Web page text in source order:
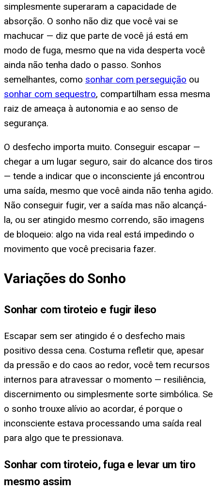
simplesmente superaram a capacidade de
absorção. O sonho não diz que você vai se
machucar — diz que parte de você já está em
modo de fuga, mesmo que na vida desperta você
ainda não tenha dado o passo. Sonhos
semelhantes, como sonhar com perseguição ou
sonhar com sequestro, compartilham essa mesma
raiz de ameaça à autonomia e ao senso de
segurança.
O desfecho importa muito. Conseguir escapar —
chegar a um lugar seguro, sair do alcance dos tiros
— tende a indicar que o inconsciente já encontrou
uma saída, mesmo que você ainda não tenha agido.
Não conseguir fugir, ver a saída mas não alcançá-
la, ou ser atingido mesmo correndo, são imagens
de bloqueio: algo na vida real está impedindo o
movimento que você precisaria fazer.
Variações do Sonho
Sonhar com tiroteio e fugir ileso
Escapar sem ser atingido é o desfecho mais
positivo dessa cena. Costuma refletir que, apesar
da pressão e do caos ao redor, você tem recursos
internos para atravessar o momento — resiliência,
discernimento ou simplesmente sorte simbólica. Se
o sonho trouxe alívio ao acordar, é porque o
inconsciente estava processando uma saída real
para algo que te pressionava.
Sonhar com tiroteio, fuga e levar um tiro
mesmo assim